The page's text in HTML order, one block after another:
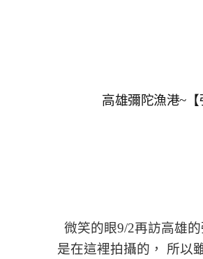
高雄彌陀漁港~
微笑的眼9/2再訪高雄
是在這裡拍攝的， 所以